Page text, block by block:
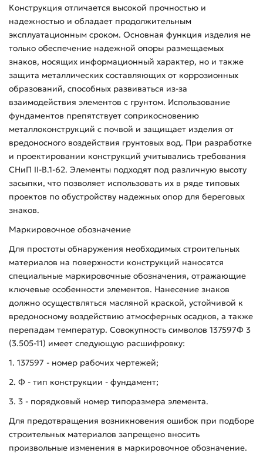
Конструкция отличается высокой прочностью и
надежностью и обладает продолжительным
эксплуатационным сроком. Основная функция изделия не
только обеспечение надежной опоры размещаемых
знаков, носящих информационный характер, но и также
защита металлических составляющих от коррозионных
образований, способных развиваться из-за
взаимодействия элементов с грунтом. Использование
фундаментов препятствует соприкосновению
металлоконструкций с почвой и защищает изделия от
вредоносного воздействия грунтовых вод. При разработке
и проектировании конструкций учитывались требования
СНиП II-B.1-62. Элементы подходят под различную высоту
засыпки, что позволяет использовать их в ряде типовых
проектов по обустройству надежных опор для береговых
знаков.
Маркировочное обозначение
Для простоты обнаружения необходимых строительных
материалов на поверхности конструкций наносятся
специальные маркировочные обозначения, отражающие
ключевые особенности элементов. Нанесение знаков
должно осуществляться масляной краской, устойчивой к
вредоносному воздействию атмосферных осадков, а также
перепадам температур. Совокупность символов 137597Ф 3
(3.505-11) имеет следующую расшифровку:
1. 137597 - номер рабочих чертежей;
2. Ф - тип конструкции - фундамент;
3. 3 - порядковый номер типоразмера элемента.
Для предотвращения возникновения ошибок при подборе
строительных материалов запрещено вносить
произвольные изменения в маркировочное обозначение.